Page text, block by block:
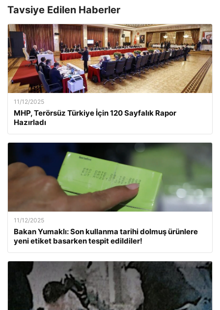
Tavsiye Edilen Haberler
11/12/2025
MHP, Terörsüz Türkiye İçin 120 Sayfalık Rapor
Hazırladı
11/12/2025
Bakan Yumaklı: Son kullanma tarihi dolmuş ürünlere
yeni etiket basarken tespit edildiler!